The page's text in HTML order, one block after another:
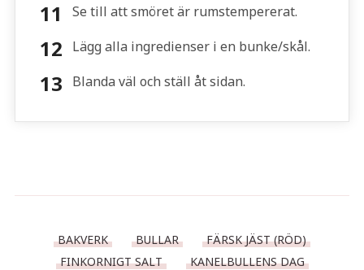
Se till att smöret är rumstempererat.
Lägg alla ingredienser i en bunke/skål.
Blanda väl och ställ åt sidan.
BAKVERK BULLAR
FÄRSK JÄST (RÖD)
FINKORNIGT SALT
KANELBULLENS DAG